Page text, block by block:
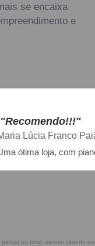
se encaixa
e
"Recomendo!!!"
Aline Nagata
Excelente
02/2021, incluindo o
ou total, mesmo citando